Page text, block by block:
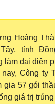
Hoàng
tỉnh
làm đại diện
Công ty
gia 57 gói
giá trị